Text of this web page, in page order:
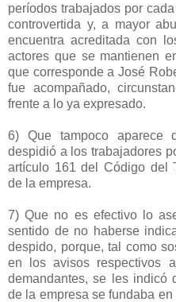
períodos trabajados por
controvertida y, a mayor
encuentra acreditada con
actores que se mantienen
que corresponde a José
fue acompañado,
frente a lo ya expresado.
6) Que tampoco aparece
despidió a los trabajadores
artículo 161 del Código del
de la empresa.
7) Que no es efectivo lo
sentido de no haberse
despido, porque, tal como
en los avisos respectivos
demandantes, se les indicó
de la empresa se fundaba